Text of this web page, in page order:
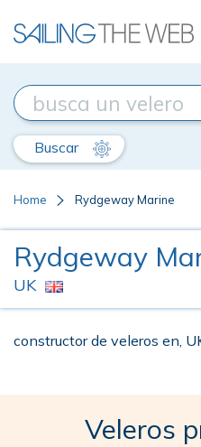
Buscar
Home Rydgeway Marine
Rydgeway
UK
constructor de veleros en,
Veleros